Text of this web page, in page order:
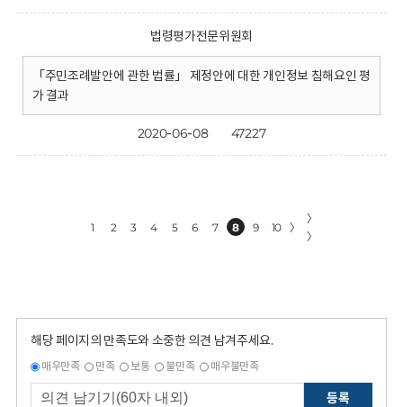
법령평가전문위원회
「주민조례발안에 관한 법률」 제정안에 대한 개인정보 침해요인 평
가 결과
2020-06-08 47227
1 2 3 4 5 6 7 8 9 10 〉
〉
〉
해당 페이지의 만족도와 소중한 의견 남겨주세요.
매우만족 만족 보통 불만족 매우불만족
등록